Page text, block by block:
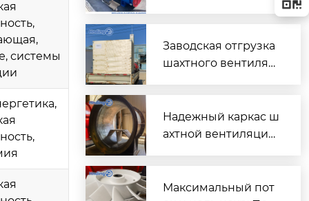
системы
вентилятора главно
го проветривания
Заводская отгрузка
шахтного вентилят
его объекта в Казах
стане
Надежный каркас ш
ахтной вентиляции:
DK
Максимальный пот